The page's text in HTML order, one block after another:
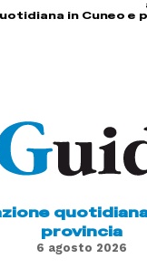
in Cuneo e
provincia
6 agosto 2026